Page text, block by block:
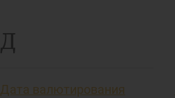
Д
Дата валютирования